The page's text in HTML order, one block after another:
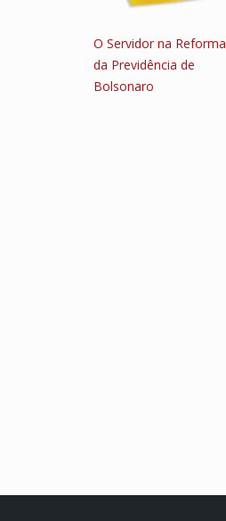
O Servidor na Reforma
da Previdência de
Bolsonaro